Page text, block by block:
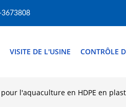
VISITE DE L'USINE CONTRÔLE
l'aquaculture en HDPE en